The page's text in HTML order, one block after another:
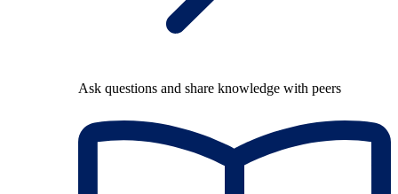
Ask questions and share knowledge with peers